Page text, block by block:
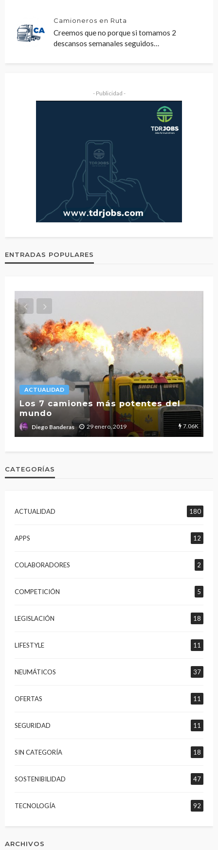
Camioneros en Ruta
Creemos que no porque si tomamos 2
descansos semanales seguidos…
- Publicidad -
ENTRADAS POPULARES
ACTUALIDAD
Los 7 camiones más potentes del
mundo
Diego Banderas 29 enero, 2019 7.06K
CATEGORÍAS
ACTUALIDAD 180
APPS 12
COLABORADORES 2
COMPETICIÓN 5
LEGISLACIÓN 18
LIFESTYLE 11
NEUMÁTICOS 37
OFERTAS 11
SEGURIDAD 11
SIN CATEGORÍA 18
SOSTENIBILIDAD 47
TECNOLOGÍA 92
ARCHIVOS